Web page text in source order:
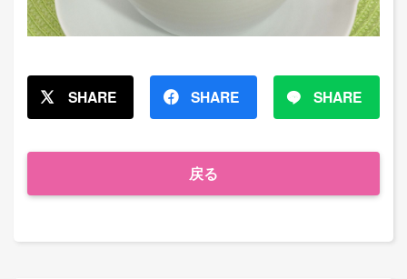
SHARE SHARE SHARE
戻る